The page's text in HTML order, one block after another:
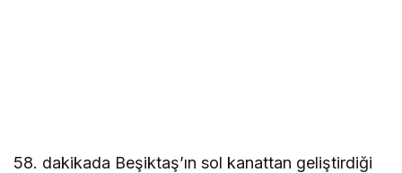
58. dakikada Beşiktaş’ın sol kanattan geliştirdiği